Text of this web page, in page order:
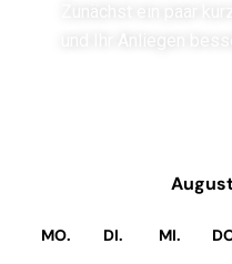
Zunächst ein paar
MO. DI. MI.